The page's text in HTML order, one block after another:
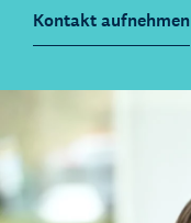
Kontakt aufnehmen